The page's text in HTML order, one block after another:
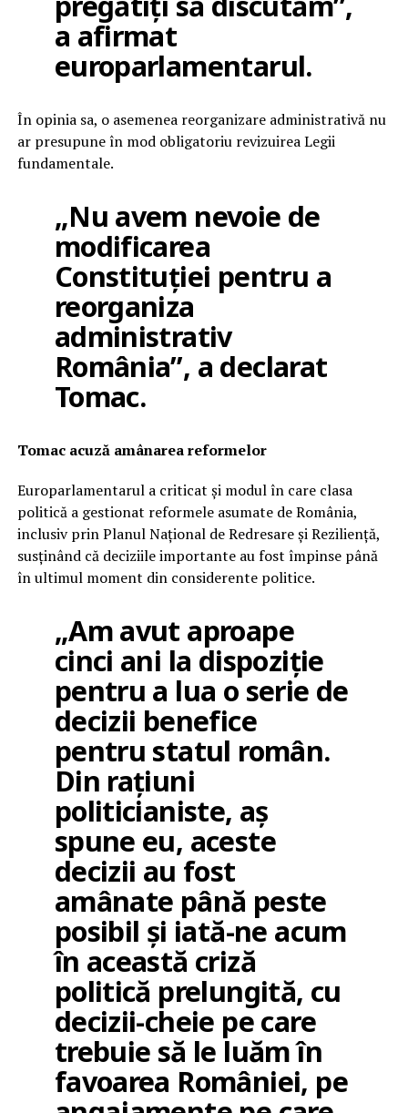
a afirmat
europarlamentarul.
În opinia sa, o asemenea reorganizare administrativă nu
ar presupune în mod obligatoriu revizuirea Legii
fundamentale.
„Nu avem nevoie de
modificarea
Constituției pentru a
reorganiza
administrativ
România”, a declarat
Tomac.
Tomac acuză amânarea reformelor
Europarlamentarul a criticat și modul în care clasa
politică a gestionat reformele asumate de România,
inclusiv prin Planul Național de Redresare și Reziliență,
susținând că deciziile importante au fost împinse până
în ultimul moment din considerente politice.
„Am avut aproape
cinci ani la dispoziție
pentru a lua o serie de
decizii benefice
pentru statul român.
Din rațiuni
politicianiste, aș
spune eu, aceste
decizii au fost
amânate până peste
posibil și iată-ne acum
în această criză
politică prelungită, cu
decizii-cheie pe care
trebuie să le luăm în
favoarea României, pe